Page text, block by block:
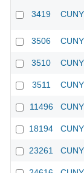
3419
3506
3510
3511
11496
18194
23261